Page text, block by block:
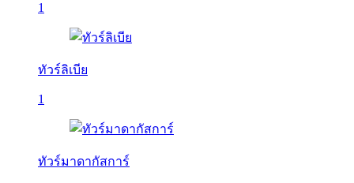
1
ทัวร์ลิเบีย
1
ทัวร์มาดากัสการ์